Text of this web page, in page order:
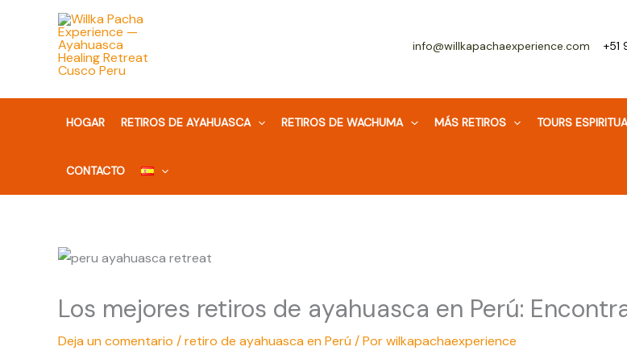
contenido
info@willkapachaexperience.com +51
HOGAR RETIROS DE AYAHUASCA RETIROS DE WACHUMA MÁS RETIROS TOURS
CONTACTO
Los mejores retiros de ayahuasca en Perú:
Deja un comentario /retiro de ayahuasca en Perú / Porwilkapachaexperience